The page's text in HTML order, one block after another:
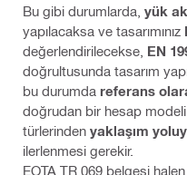
Bu gibi durumlarda, yük
yapılacaksa ve tasarımınız
değerlendirilecekse, EN
doğrultusunda tasarım
bu durumda referans
doğrudan bir hesap modeli
türlerinden yaklaşım
ilerlenmesi gerekir.
EOTA TR 069 belgesi